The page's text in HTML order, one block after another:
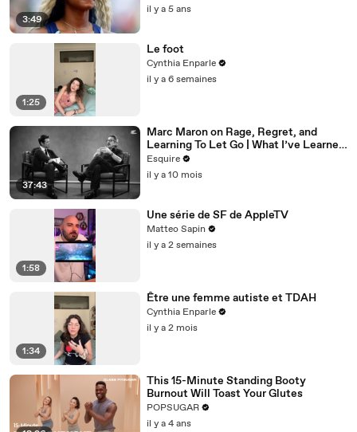
3:49
il y a 5 ans
1:25
Le foot
Cynthia Enparle
il y a 6 semaines
37:43
Marc Maron on Rage, Regret, and
Learning To Let Go | What I’ve Learned
| Esquire
Esquire
il y a 10 mois
1:58
Une série de SF de AppleTV
Matteo Sapin
il y a 2 semaines
1:34
Être une femme autiste et TDAH
Cynthia Enparle
il y a 2 mois
This 15-Minute Standing Booty
Burnout Will Toast Your Glutes
POPSUGAR
il y a 4 ans